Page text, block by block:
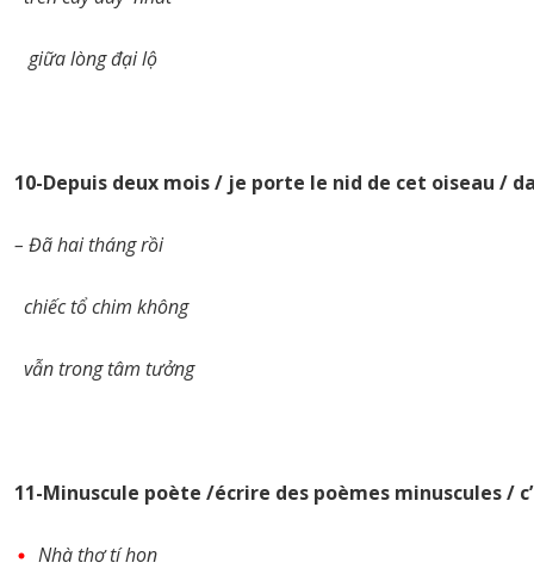
giữa lòng đại lộ
10-Depuis deux mois / je porte le nid de cet oiseau /
– Đã hai tháng rồi
chiếc tổ chim không
vẫn trong tâm tưởng
11-Minuscule poète /écrire des poèmes minuscules /
Nhà thơ tí hon